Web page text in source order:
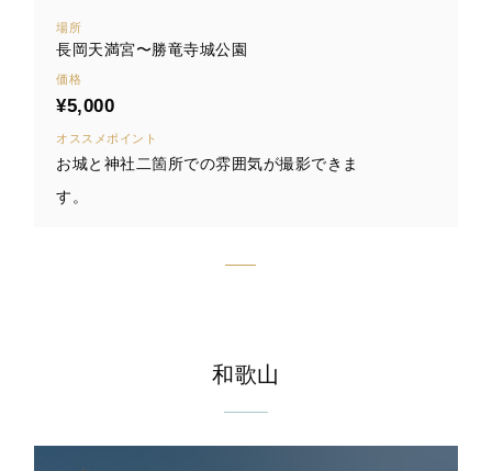
場所
長岡天満宮〜勝竜寺城公園
価格
¥5,000
オススメポイント
お城と神社二箇所での雰囲気が撮影できま
す。
和歌山